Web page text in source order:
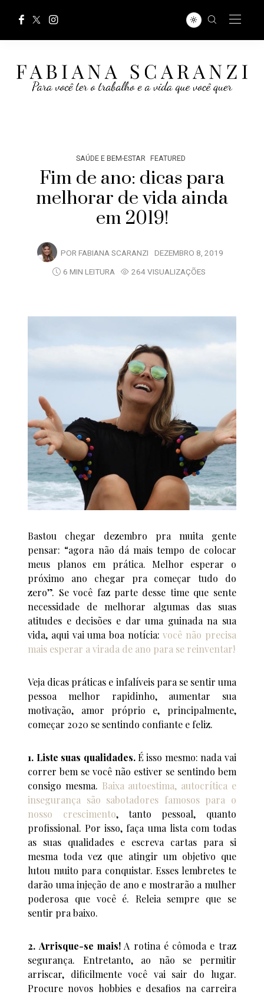
SAÚDE E BEM-ESTAR FEATURED
Fim de ano: dicas para
melhorar de vida ainda
em 2019!
POR FABIANA SCARANZI DEZEMBRO 8, 2019
6 MIN LEITURA
264 VISUALIZAÇÕES
Bastou chegar dezembro pra muita gente
pensar: “agora não dá mais tempo de colocar
meus planos em prática. Melhor esperar o
próximo ano chegar pra começar tudo do
zero”. Se você faz parte desse time que sente
necessidade de melhorar algumas das suas
atitudes e decisões e dar uma guinada na sua
vida, aqui vai uma boa notícia:você não precisa
mais esperar a virada de ano para se reinventar!
Veja dicas práticas e infalíveis para se sentir uma
pessoa melhor rapidinho, aumentar sua
motivação, amor próprio e, principalmente,
começar 2020 se sentindo confiante e feliz.
1. Liste suas qualidades.É isso mesmo: nada vai
correr bem se você não estiver se sentindo bem
consigo mesma. Baixa autoestima, autocrítica e
insegurança são sabotadores famosos para o
nosso crescimento, tanto pessoal, quanto
profissional. Por isso, faça uma lista com todas
as suas qualidades e escreva cartas para si
mesma toda vez que atingir um objetivo que
lutou muito para conquistar. Esses lembretes te
darão uma injeção de ano e mostrarão a mulher
poderosa que você é. Releia sempre que se
sentir pra baixo.
2. Arrisque-se mais!A rotina é cômoda e traz
segurança. Entretanto, ao não se permitir
arriscar, dificilmente você vai sair do lugar.
Procure novos hobbies e desafios na carreira